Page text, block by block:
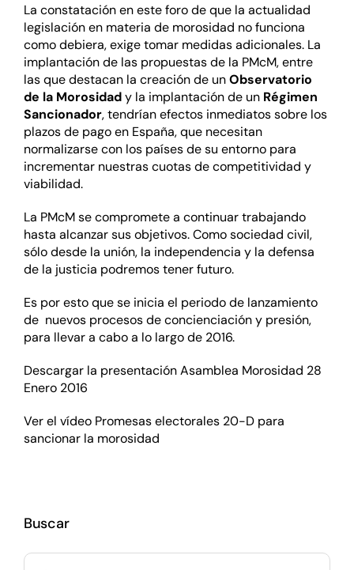
La constatación en este foro de que la actualidad
legislación en materia de morosidad no funciona
como debiera, exige tomar medidas adicionales. La
implantación de las propuestas de la PMcM, entre
las que destacan la creación de unObservatorio
de la Morosidady la implantación de un Régimen
Sancionador, tendrían efectos inmediatos sobre los
plazos de pago en España, que necesitan
normalizarse con los países de su entorno para
incrementar nuestras cuotas de competitividad y
viabilidad.
La PMcM se compromete a continuar trabajando
hasta alcanzar sus objetivos. Como sociedad civil,
sólo desde la unión, la independencia y la defensa
de la justicia podremos tener futuro.
Es por esto que se inicia el periodo de lanzamiento
de nuevos procesos de concienciación y presión,
para llevar a cabo a lo largo de 2016.
Descargar la presentación Asamblea Morosidad 28
Enero 2016
Ver el vídeo Promesas electorales 20-D para
sancionar la morosidad
Buscar
Buscar: